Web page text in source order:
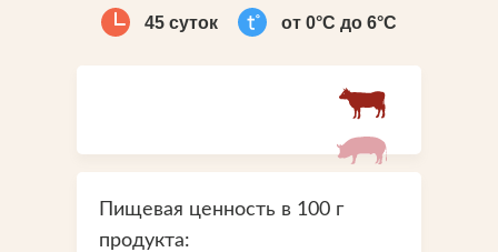
45 суток от 0°С до 6°С
Пищевая ценность в 100 г
продукта: